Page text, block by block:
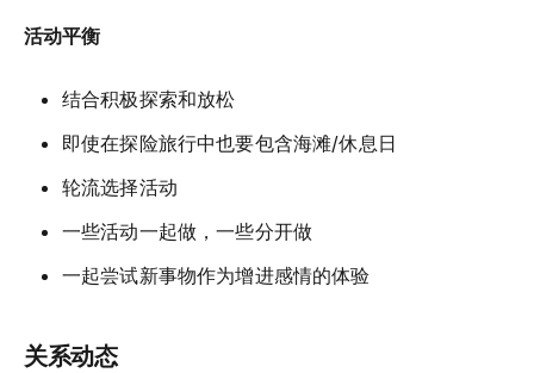
活动平衡
结合积极探索和放松
即使在探险旅行中也要包含海滩/休息日
轮流选择活动
一些活动一起做，一些分开做
一起尝试新事物作为增进感情的体验
关系动态